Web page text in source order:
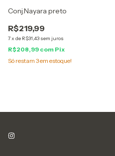
Conj.Nayara preto
R$219,99
7x de R$31,43 sem juros
R$208,99 com Pix
Só restam 3em estoque!